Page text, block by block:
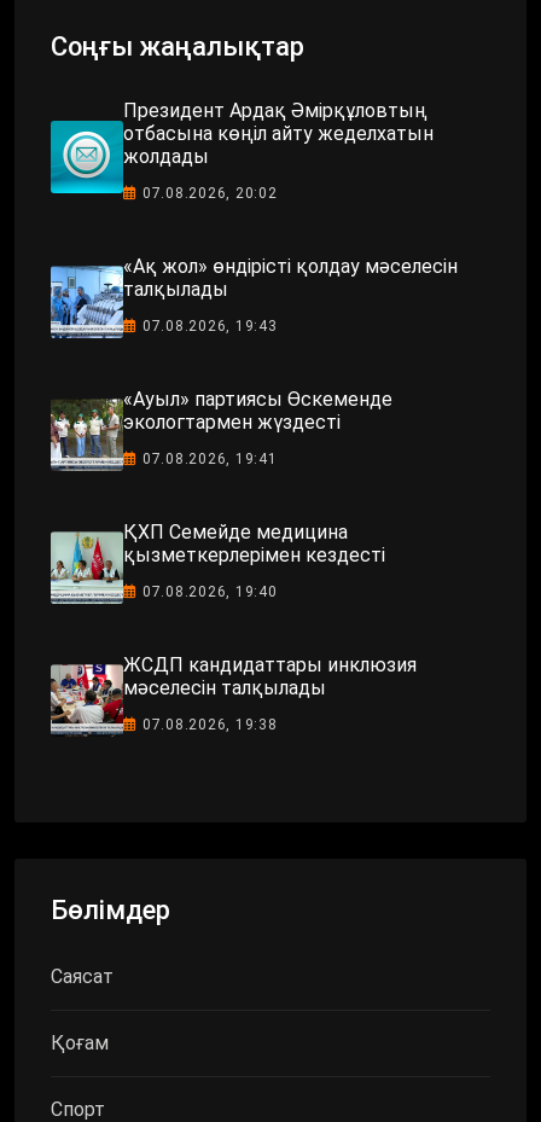
Соңғы жаңалықтар
Президент Ардақ Әмірқұловтың
отбасына көңіл айту жеделхатын
жолдады
07.08.2026, 20:02
«Ақ жол» өндірісті қолдау мәселесін
талқылады
07.08.2026, 19:43
«Ауыл» партиясы Өскеменде
экологтармен жүздесті
07.08.2026, 19:41
ҚХП Семейде медицина
қызметкерлерімен кездесті
07.08.2026, 19:40
ЖСДП кандидаттары инклюзия
мәселесін талқылады
07.08.2026, 19:38
Бөлімдер
Саясат
Қоғам
Спорт